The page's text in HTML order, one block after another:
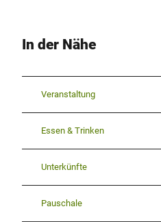
In der Nähe
Veranstaltung
Essen & Trinken
Unterkünfte
Pauschale